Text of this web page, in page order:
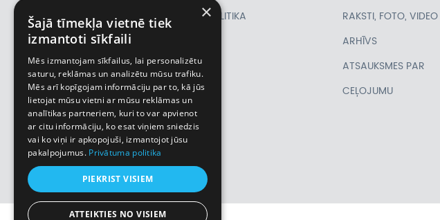
PIRMSLĪGUMA
INFORMĀCIJA, KLIENTA
LĪGUMS,
CEĻOJUMU
APDROŠINĀŠANA
VĪZU ANKETAS
Piemiņas istaba
POLITIKA
RAKSTI, FOTO, VIDEO
ARHĪVS
ATSAUKSMES PAR
CEĻOJUMU
×
Šajā tīmekļa vietnē tiek
izmantoti sīkfaili
Mēs izmantojam sīkfailus, lai personalizētu
saturu, reklāmas un analizētu mūsu trafiku.
Mēs arī kopīgojam informāciju par to, kā jūs
lietojat mūsu vietni ar mūsu reklāmas un
analītikas partneriem, kuri to var apvienot
ar citu informāciju, ko esat viņiem sniedzis
vai ko viņi ir apkopojuši, izmantojot jūsu
pakalpojumus. Privātuma politika
PIEKRIST VISIEM
ATTEIKTIES NO VISIEM